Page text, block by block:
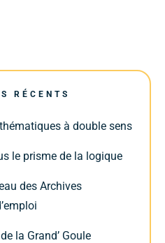
RÉCENTS
à double sens
le prisme de la logique
des Archives
la Grand’ Goule